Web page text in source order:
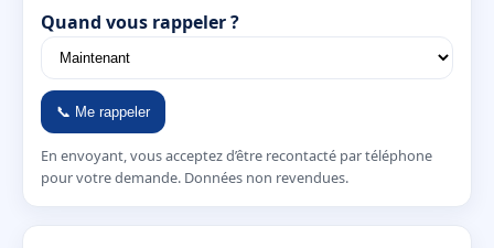
Quand vous rappeler ?
📞 Me rappeler
En envoyant, vous acceptez d’être recontacté par téléphone
pour votre demande. Données non revendues.